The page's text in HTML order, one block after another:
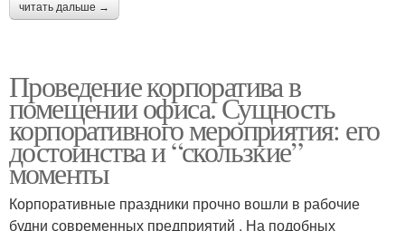
читать дальше →
Проведение корпоратива в
помещении офиса. Сущность
корпоративного мероприятия: его
достоинства и “скользкие”
моменты
Корпоративные праздники прочно вошли в рабочие
будни современных предприятий . На подобных